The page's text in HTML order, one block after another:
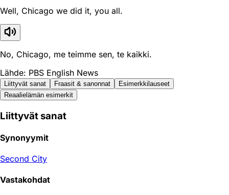
Well, Chicago we did it, you all.
No, Chicago, me teimme sen, te kaikki.
Lähde: PBS English News
Liittyvät sanat Fraasit & sanonnat
Esimerkkilauseet
Reaali­elämän esimerkit
Liittyvät sanat
Synonyymit
Second City
Vastakohdat